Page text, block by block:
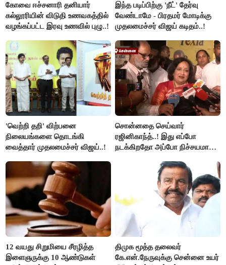
கோவை ஈச்சனாரி தனியார்
கல்லூரியின் விடுதி உணவகத்தில்
வழங்கப்பட்ட இரவு உணவில் புழு..!
இந்த படிப்பிற்கு 'நீட்' தேர்வு
வேண்டாமே - பிரதமர் மோடிக்கு
முதலமைச்சர் விஜய் கடிதம்..!
'வெற்றி தறி' விற்பனை
நிலையங்களை தொடங்கி
வைத்தார் முதலமைச்சர் விஜய்..!
சொன்னதை செய்வார்
ரஜினிகாந்த்..! இது எப்போ
நடக்கிறதோ அப்போ நிச்சயமாக
ரஜினிகாந்த்..!
12 வயது சிறுமியை சீரழித்த
இளைஞருக்கு 10 ஆண்டுகள்
திமுக மூத்த தலைவர்
கே.என்.நேருவுக்கு சென்னை உயர்